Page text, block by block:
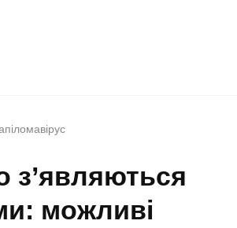
з’являються
можливі